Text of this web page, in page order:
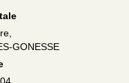
GONESSE